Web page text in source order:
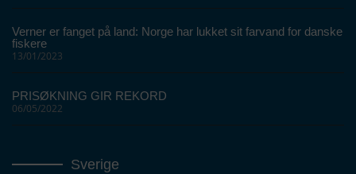
Verner er fanget på land: Norge har lukket sit farvand for danske
fiskere
13/01/2023
PRISØKNING GIR REKORD
06/05/2022
Sverige